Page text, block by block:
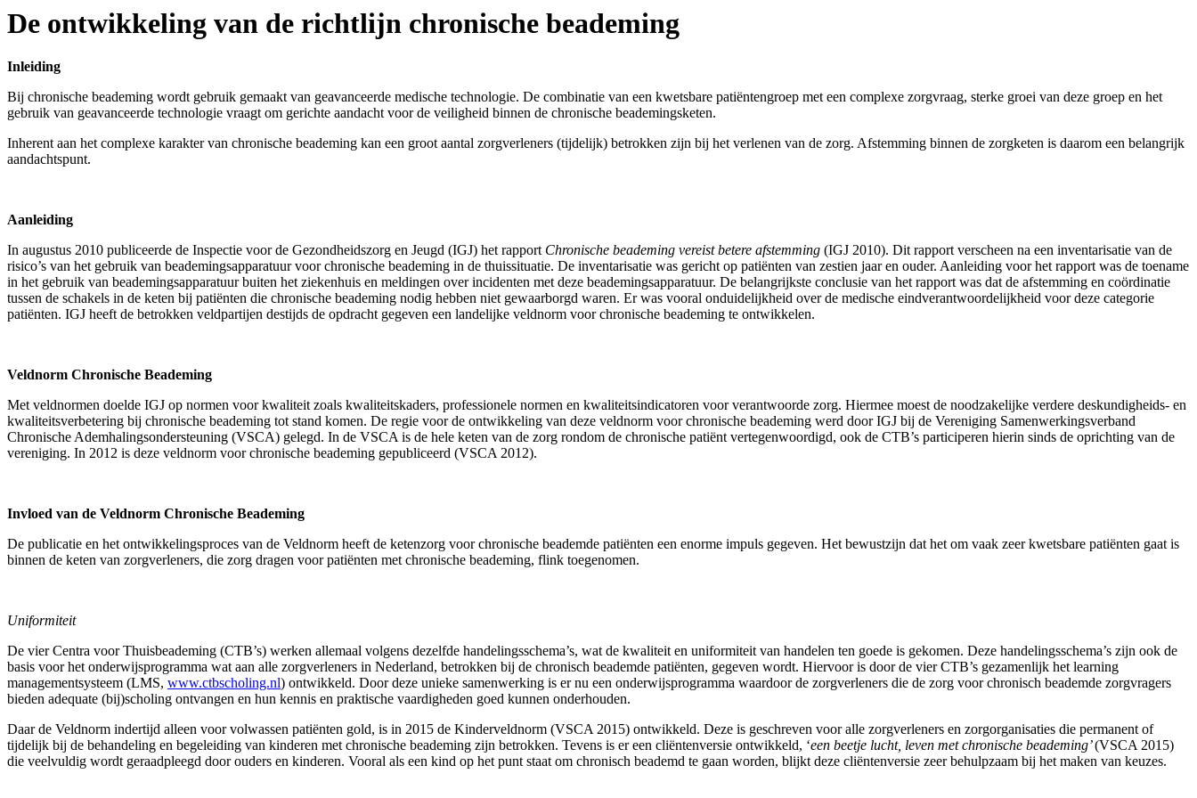
De ontwikkeling van de richtlijn chronische beademing
Inleiding
Bij chronische beademing wordt gebruik gemaakt van geavanceerde medische technologie. De combinatie van een kwetsbare patiëntengroep met een complexe zorgvraag, sterke groei van deze groep en het
gebruik van geavanceerde technologie vraagt om gerichte aandacht voor de veiligheid binnen de chronische beademingsketen.
Inherent aan het complexe karakter van chronische beademing kan een groot aantal zorgverleners (tijdelijk) betrokken zijn bij het verlenen van de zorg. Afstemming binnen de zorgketen is daarom een belangrijk
aandachtspunt.
Aanleiding
In augustus 2010 publiceerde de Inspectie voor de Gezondheidszorg en Jeugd (IGJ) het rapport Chronische beademing vereist betere afstemming (IGJ 2010). Dit rapport verscheen na een inventarisatie van de
risico’s van het gebruik van beademingsapparatuur voor chronische beademing in de thuissituatie. De inventarisatie was gericht op patiënten van zestien jaar en ouder. Aanleiding voor het rapport was de toename
in het gebruik van beademingsapparatuur buiten het ziekenhuis en meldingen over incidenten met deze beademingsapparatuur. De belangrijkste conclusie van het rapport was dat de afstemming en coördinatie
tussen de schakels in de keten bij patiënten die chronische beademing nodig hebben niet gewaarborgd waren. Er was vooral onduidelijkheid over de medische eindverantwoordelijkheid voor deze categorie
patiënten. IGJ heeft de betrokken veldpartijen destijds de opdracht gegeven een landelijke veldnorm voor chronische beademing te ontwikkelen.
Veldnorm Chronische Beademing
Met veldnormen doelde IGJ op normen voor kwaliteit zoals kwaliteitskaders, professionele normen en kwaliteitsindicatoren voor verantwoorde zorg. Hiermee moest de noodzakelijke verdere deskundigheids- en
kwaliteitsverbetering bij chronische beademing tot stand komen. De regie voor de ontwikkeling van deze veldnorm voor chronische beademing werd door IGJ bij de Vereniging Samenwerkingsverband
Chronische Ademhalingsondersteuning (VSCA) gelegd. In de VSCA is de hele keten van de zorg rondom de chronische patiënt vertegenwoordigd, ook de CTB’s participeren hierin sinds de oprichting van de
vereniging. In 2012 is deze veldnorm voor chronische beademing gepubliceerd (VSCA 2012).
Invloed van de Veldnorm Chronische Beademing
De publicatie en het ontwikkelingsproces van de Veldnorm heeft de ketenzorg voor chronische beademde patiënten een enorme impuls gegeven. Het bewustzijn dat het om vaak zeer kwetsbare patiënten gaat is
binnen de keten van zorgverleners, die zorg dragen voor patiënten met chronische beademing, flink toegenomen.
Uniformiteit
De vier Centra voor Thuisbeademing (CTB’s) werken allemaal volgens dezelfde handelingsschema’s, wat de kwaliteit en uniformiteit van handelen ten goede is gekomen. Deze handelingsschema’s zijn ook de
basis voor het onderwijsprogramma wat aan alle zorgverleners in Nederland, betrokken bij de chronisch beademde patiënten, gegeven wordt. Hiervoor is door de vier CTB’s gezamenlijk het learning
managementsysteem (LMS, www.ctbscholing.nl) ontwikkeld. Door deze unieke samenwerking is er nu een onderwijsprogramma waardoor de zorgverleners die de zorg voor chronisch beademde zorgvragers
bieden adequate (bij)scholing ontvangen en hun kennis en praktische vaardigheden goed kunnen onderhouden.
Daar de Veldnorm indertijd alleen voor volwassen patiënten gold, is in 2015 de Kinderveldnorm (VSCA 2015) ontwikkeld. Deze is geschreven voor alle zorgverleners en zorgorganisaties die permanent of
tijdelijk bij de behandeling en begeleiding van kinderen met chronische beademing zijn betrokken. Tevens is er een cliëntenversie ontwikkeld, ‘een beetje lucht, leven met chronische beademing’(VSCA 2015)
die veelvuldig wordt geraadpleegd door ouders en kinderen. Vooral als een kind op het punt staat om chronisch beademd te gaan worden, blijkt deze cliëntenversie zeer behulpzaam bij het maken van keuzes.